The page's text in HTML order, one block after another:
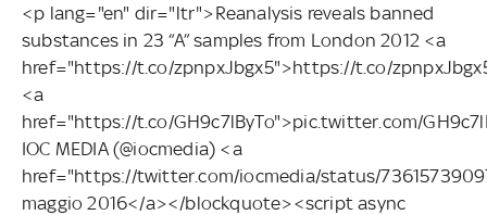
<p lang="en" dir="ltr">Reanalysis reveals banned
substances in 23 “A” samples from London 2012 <a
href="https://t.co/zpnpxJbgx5">https://t.co/
<a
href="https://t.co/GH9c7lByTo">pic.twitter.com/
IOC MEDIA (@iocmedia) <a
href="https://twitter.com/iocmedia/status/
maggio 2016</a></blockquote><script async